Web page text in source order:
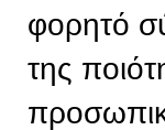
φορητό
της